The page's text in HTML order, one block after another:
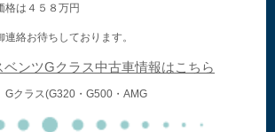
格は４５８万円
連絡お待ちしております。
ベンツGクラス中古車情報はこちら
Gクラス(G320・G500・AMG